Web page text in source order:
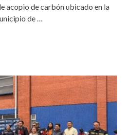
acopio de carbón ubicado en la
de …